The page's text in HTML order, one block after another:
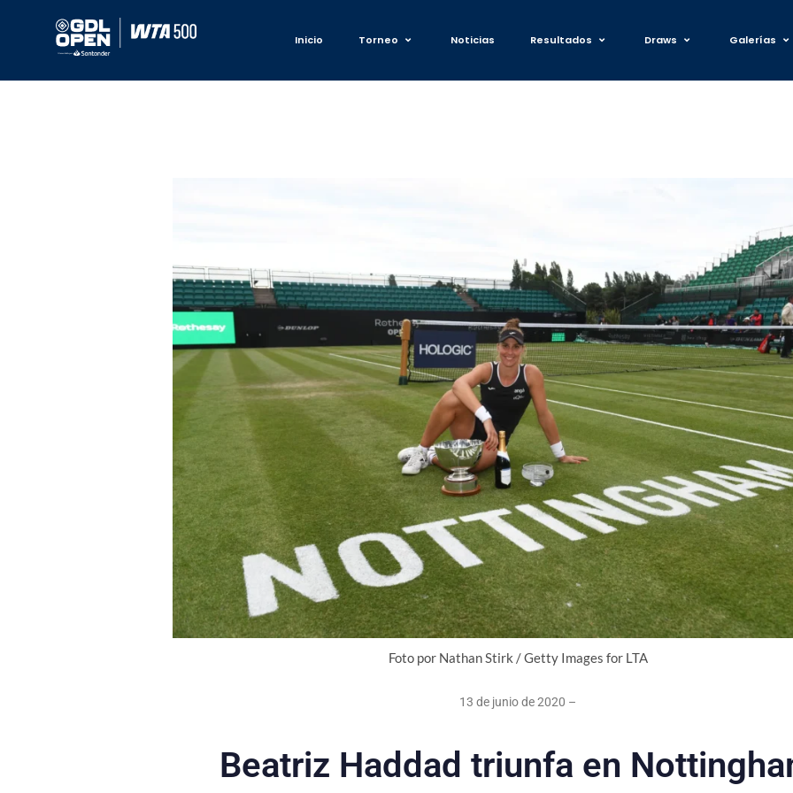
Inicio Torneo Noticias Resultados Draws Galerías
Foto por Nathan Stirk / Getty Images for LTA
13 de junio de 2020 –
Beatriz Haddad triunfa en